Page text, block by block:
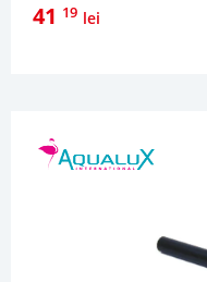
41 19 lei